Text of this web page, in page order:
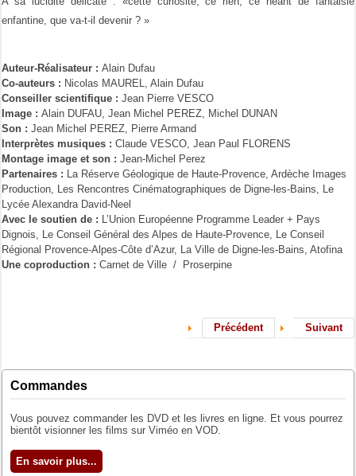
enfantine, que va-t-il devenir ? »
Auteur-Réalisateur : Alain Dufau
Co-auteurs : Nicolas MAUREL, Alain Dufau
Conseiller scientifique : Jean Pierre VESCO
Image : Alain DUFAU, Jean Michel PEREZ, Michel DUNAN
Son : Jean Michel PEREZ, Pierre Armand
Interprètes musiques : Claude VESCO, Jean Paul FLORENS
Montage image et son : Jean-Michel Perez
Partenaires :
La Réserve Géologique de Haute-Provence, Ardèche Images
Production, Les Rencontres Cinématographiques de Digne-les-Bains, Le
Lycée Alexandra David-Neel
Avec le soutien de : L’Union Européenne Programme Leader + Pays
Dignois, Le Conseil Général des Alpes de Haute-Provence, Le Conseil
Régional Provence-Alpes-Côte d’Azur, La Ville de Digne-les-Bains, Atofina
Une coproduction : Carnet de Ville / Proserpine
Précédent Suivant
Commandes
Vous pouvez commander les DVD et les livres en ligne. Et vous pourrez
bientôt visionner les films sur Viméo en VOD.
En savoir plus...